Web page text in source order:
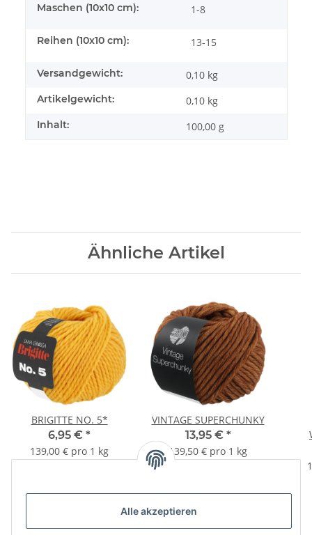
Alle akzeptieren
Maschen (10x10 cm): 1-8
Reihen (10x10 cm): 13-15
Versandgewicht: 0,10 kg
Artikelgewicht: 0,10 kg
Inhalt: 100,00 g
Ähnliche Artikel
BRIGITTE NO. 5*
6,95 € *
139,00 € pro 1 kg
VINTAGE SUPERCHUNKY
13,95 € *
139,50 € pro 1 kg